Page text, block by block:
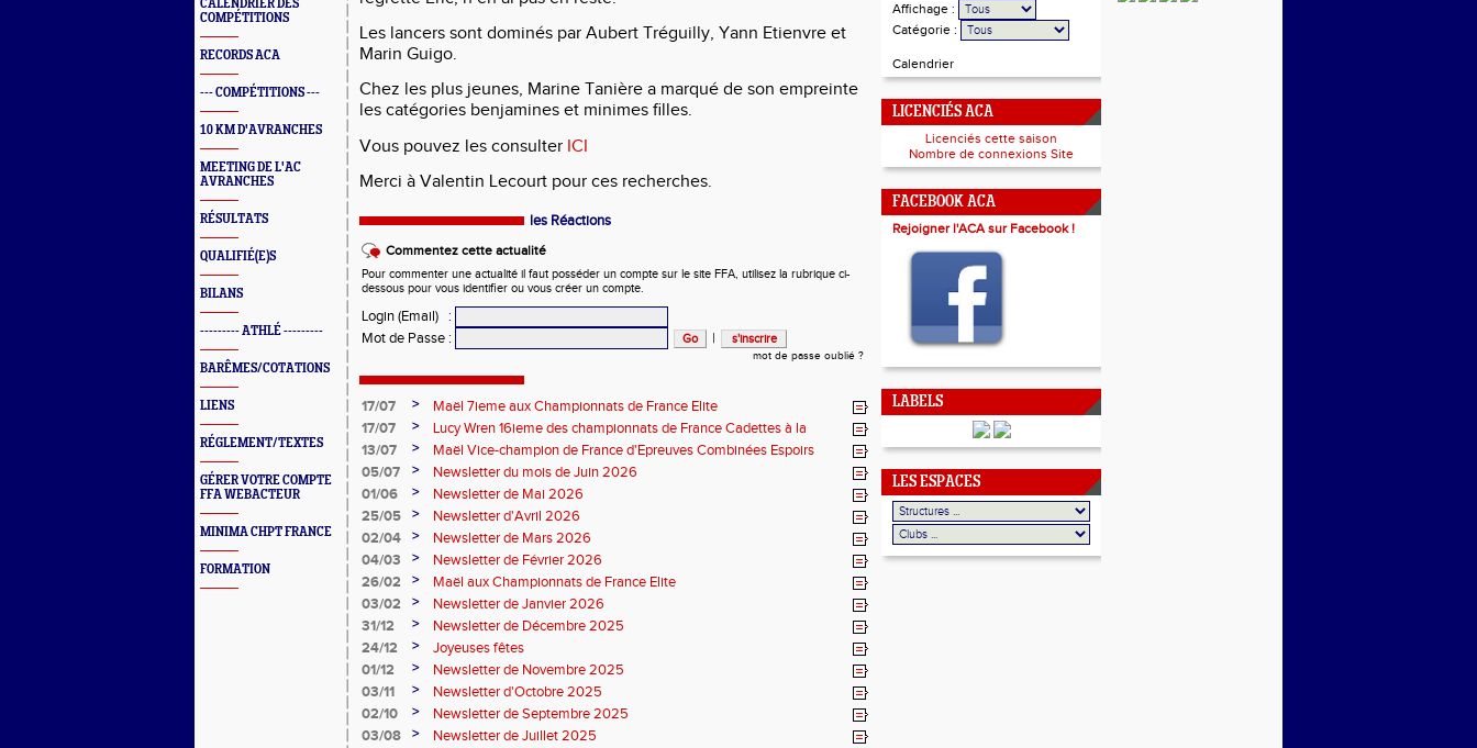
CALENDRIER DES
COMPÉTITIONS
RECORDS ACA
--- COMPÉTITIONS ---
10 KM D'AVRANCHES
MEETING DE L'AC
AVRANCHES
RÉSULTATS
QUALIFIÉ(E)S
BILANS
--------- ATHLÉ ---------
BARÊMES/COTATIONS
LIENS
RÉGLEMENT/TEXTES
GÉRER VOTRE COMPTE
FFA WEBACTEUR
MINIMA CHPT FRANCE
FORMATION
Les lancers sont dominés par Aubert Tréguilly, Yann Etienvre et
Marin Guigo.
Chez les plus jeunes, Marine Tanière a marqué de son empreinte
les catégories benjamines et minimes filles.
Vous pouvez les consulter ICI
Merci à Valentin Lecourt pour ces recherches.
les Réactions
Commentez cette actualité
Pour commenter une actualité il faut posséder un compte sur le site FFA, utilisez la rubrique ci-
dessous pour vous identifier ou vous créer un compte.
Login (Email)
:
Mot de Passe : |
mot de passe oublié ?
17/07 >
Maël 7ieme aux Championnats de France Elite
17/07
>
Lucy Wren 16ieme des championnats de France Cadettes à la
perche
13/07 >
Maël Vice-champion de France d'Epreuves Combinées Espoirs
05/07
>
Newsletter du mois de Juin 2026
01/06
>
Newsletter de Mai 2026
25/05
>
Newsletter d'Avril 2026
02/04
>
Newsletter de Mars 2026
04/03
>
Newsletter de Février 2026
26/02
>
Maël aux Championnats de France Elite
03/02
>
Newsletter de Janvier 2026
31/12
>
Newsletter de Décembre 2025
24/12
>
Joyeuses fêtes
01/12
>
Newsletter de Novembre 2025
03/11
>
Newsletter d'Octobre 2025
02/10
>
Newsletter de Septembre 2025
03/08
>
Newsletter de Juillet 2025
Affichage :
Catégorie :
Calendrier
LICENCIÉS ACA
Licenciés cette saison
Nombre de connexions Site
FACEBOOK ACA
Rejoigner l'ACA sur Facebook !
LABELS
LES ESPACES